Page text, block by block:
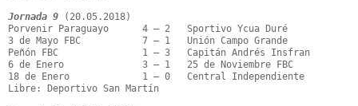
Jornada 9 (20.05.2018)
Porvenir Paraguayo      4 – 2   Sportivo Ycua Duré
3 de Mayo FBC           7 – 1   Unión Campo Grande
Peñón FBC               1 – 3   Capitán Andrés Insfran
6 de Enero              3 – 1   25 de Noviembre FBC
18 de Enero             1 – 0   Central Independiente
Libre: Deportivo San Martín